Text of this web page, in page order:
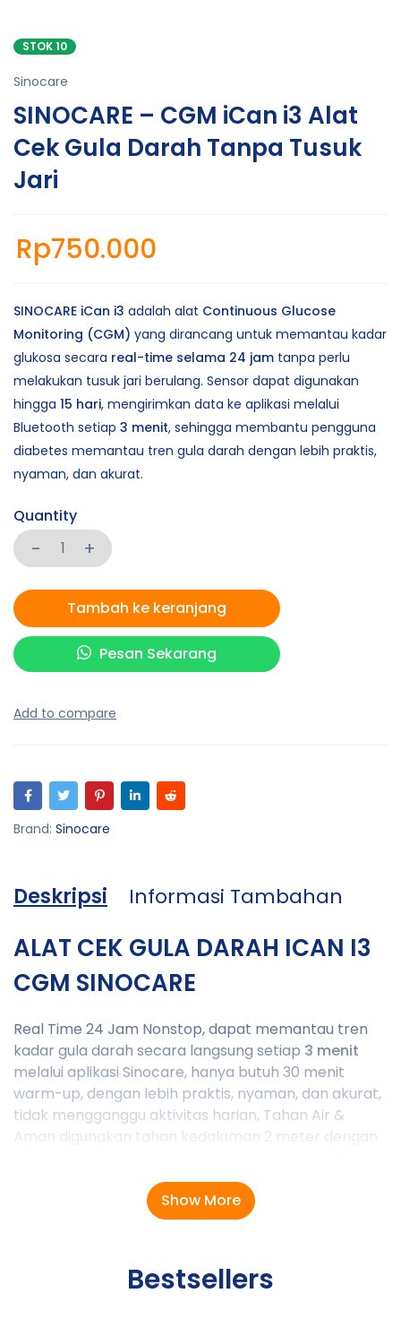
STOK 10
Sinocare
SINOCARE – CGM iCan i3 Alat
Cek Gula Darah Tanpa Tusuk
Jari
Rp750.000
SINOCARE iCan i3 adalah alat Continuous Glucose
Monitoring (CGM) yang dirancang untuk memantau kadar
glukosa secara real-time selama 24 jam tanpa perlu
melakukan tusuk jari berulang. Sensor dapat digunakan
hingga 15 hari, mengirimkan data ke aplikasi melalui
Bluetooth setiap 3 menit, sehingga membantu pengguna
diabetes memantau tren gula darah dengan lebih praktis,
nyaman, dan akurat.
Quantity
Tambah ke keranjang
Pesan Sekarang
Brand: Sinocare
Deskripsi Informasi Tambahan
ALAT CEK GULA DARAH ICAN I3
CGM SINOCARE
Real Time 24 Jam Nonstop, dapat memantau tren
kadar gula darah secara langsung setiap 3 menit
melalui aplikasi Sinocare, hanya butuh 30 menit
warm-up, dengan lebih praktis, nyaman, dan akurat,
tidak mengganggu aktivitas harian, Tahan Air &
Aman digunakan tahan kedalaman 2 meter dengan
tanpa tusuk Jari – Monitoring Continuous tanpa rasa
sakit dan tanpa perlu kalibrasi, Data Real Time real-
24 jam.
Kompatibilitas
Show More
Bestsellers